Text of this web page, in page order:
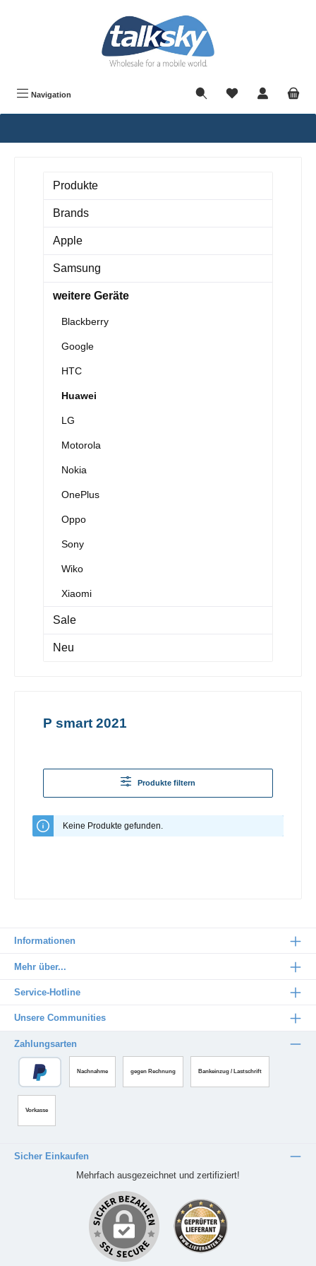
Navigation
Produkte
Brands
Apple
Samsung
weitere Geräte
Blackberry
Google
HTC
Huawei
LG
Motorola
Nokia
OnePlus
Oppo
Sony
Wiko
Xiaomi
Sale
Neu
P smart 2021
Produkte filtern
Keine Produkte gefunden.
Informationen
Mehr über...
Service-Hotline
Unsere Communities
Zahlungsarten
Nachnahme gegen Rechnung Bankeinzug / Lastschrift
Vorkasse
Sicher Einkaufen
Mehrfach ausgezeichnet und zertifiziert!